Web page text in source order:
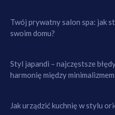
Twój prywatny salon spa: jak
swoim domu?
Styl japandi – najczęstsze
harmonię między
Jak urządzić kuchnię w stylu